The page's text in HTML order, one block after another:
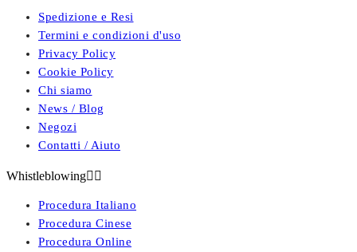
Spedizione e Resi
Termini e condizioni d'uso
Privacy Policy
Cookie Policy
Chi siamo
News / Blog
Negozi
Contatti / Aiuto
Whistleblowing 
Procedura Italiano
Procedura Cinese
Procedura Online